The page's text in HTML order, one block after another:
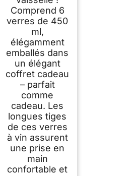
Comprend 6
verres de 450
ml,
élégamment
emballés dans
un élégant
coffret cadeau
– parfait
comme
cadeau. Les
longues tiges
de ces verres
à vin assurent
une prise en
main
confortable et